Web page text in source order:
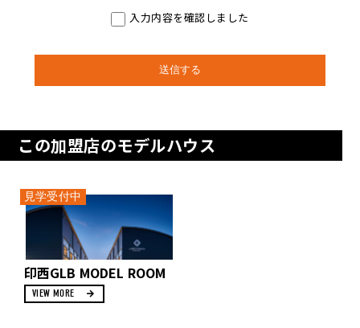
入力内容を確認しました
この加盟店のモデルハウス
見学受付中
印西GLB MODEL ROOM
VIEW MORE